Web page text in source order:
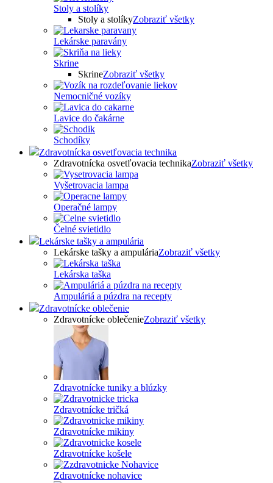
Stoly a stolíky
Stoly a stolíkyZobraziť všetky
Lekárske paravány
Skrine
SkrineZobraziť všetky
Nemocničné vozíky
Lavice do čakárne
Schodíky
Zdravotnícka osvetľovacia technika
Zdravotnícka osvetľovacia technikaZobraziť všetky
Vyšetrovacia lampa
Operačné lampy
Čelné svietidlo
Lekárske tašky a ampulária
Lekárske tašky a ampuláriaZobraziť všetky
Lekárska taška
Ampuláriá a púzdra na recepty
Zdravotnícke oblečenie
Zdravotnícke oblečenieZobraziť všetky
Zdravotnícke tuniky a blúzky
Zdravotnícke tričká
Zdravotnícke mikiny
Zdravotnícke košele
Zdravotnícke nohavice